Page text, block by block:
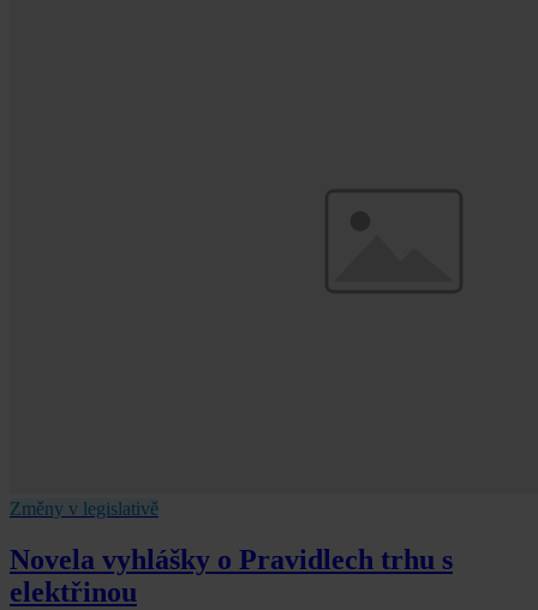
Změny v legislativě
Novela vyhlášky o Pravidlech trhu s
elektřinou